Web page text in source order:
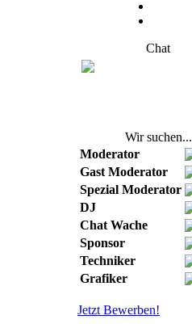
Chat
Wir suchen...
Moderator
Gast Moderator
Spezial Moderator
DJ
Chat Wache
Sponsor
Techniker
Grafiker
Jetzt Bewerben!